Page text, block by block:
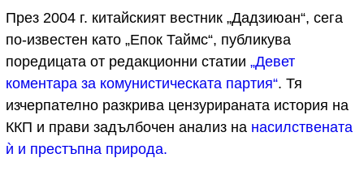
През 2004 г. китайският вестник „Дадзиюан“, сега
по-известен като „Епок Таймс“, публикува
поредицата от редакционни статии „Девет
коментара за комунистическата партия“. Тя
изчерпателно разкрива цензурираната история на
ККП и прави задълбочен анализ на насилствената
ѝ и престъпна природа.